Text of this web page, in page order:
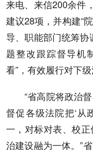
来电、来信200余件
建议28项，并构建“
导、职能部门统筹协
题整改跟踪督导机
看”，有效履行对下
“省高院将政治
督促各级法院把‘从
一，对标对表、校
治建设融为一体。”